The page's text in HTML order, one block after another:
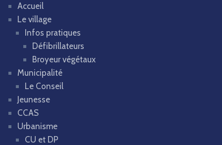
Accueil
Le village
Infos pratiques
Défibrillateurs
Broyeur végétaux
Municipalité
Le Conseil
Jeunesse
CCAS
Urbanisme
CU et DP